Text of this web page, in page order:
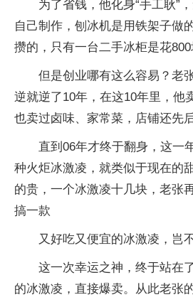
为了省钱，他化身“手工耿”
自己制作，刨冰机是用铁架子做
攒的，只有一台二手冰柜是花
但是创业哪有这么容易？老
逆就逆了10年，在这10年里，他
也卖过卤味、家常菜，店铺还先
直到06年才终于翻身，这一
种火炬冰激凌，就类似于现在的
的贵，一个冰激凌十几块，老张
搞一款
又好吃又便宜的冰激凌，岂
这一次幸运之神，终于站在
的冰激凌，直接爆卖。从此老张